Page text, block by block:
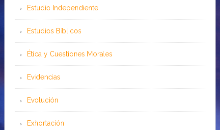
Estudio Independiente
Estudios Bíblicos
Ética y Cuestiones Morales
Evidencias
Evolución
Exhortación